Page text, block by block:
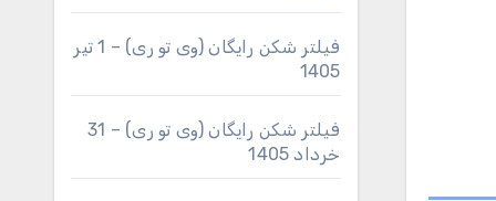
فیلتر شکن رایگان (وی تو ری) – 1 تیر
1405
فیلتر شکن رایگان (وی تو ری) – 31
خرداد 1405